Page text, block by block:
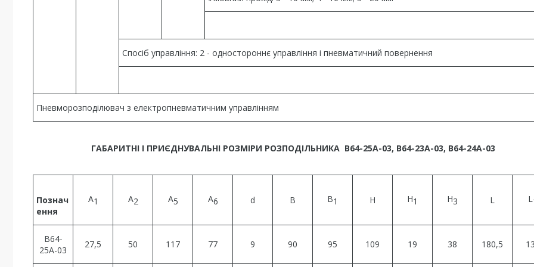
Спосіб управління: 2 - одностороннє управління і пневматичний повернення
Пневморозподілювач з електропневматичним управлінням
ГАБАРИТНІ І ПРИЄДНУВАЛЬНІ РОЗМІРИ РОЗПОДІЛЬНИКА В64-25А-03, В64-23А-03, В64-24А-03
Познач
ення
А1 А2 А5 А6 d В В1 H H1 H3 L L
В64-
25А-03
27,5 50 117 77 9 90 95 109 19 38 180,5